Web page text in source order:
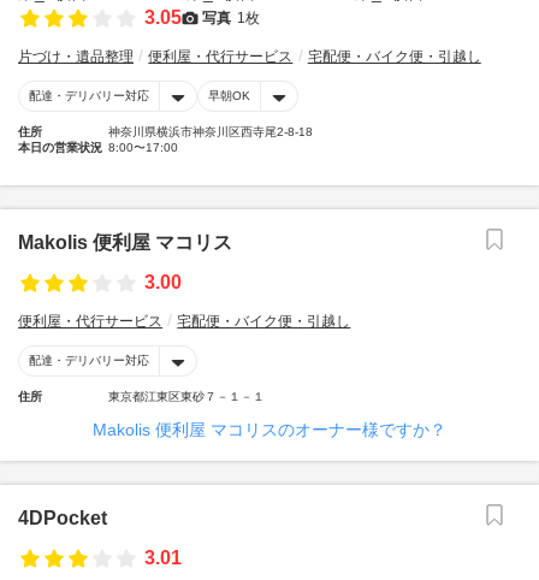
3.05 写真 1枚
片づけ・遺品整理 便利屋・代行サービス 宅配便・バイク便・引越し
配達・デリバリー対応 早朝OK
住所
神奈川県横浜市神奈川区西寺尾2-8-18
本日の営業状況 8:00〜17:00
Makolis 便利屋 マコリス
3.00
便利屋・代行サービス 宅配便・バイク便・引越し
配達・デリバリー対応
住所 東京都江東区東砂７－１－１
Makolis 便利屋 マコリスのオーナー様ですか？
4DPocket
3.01